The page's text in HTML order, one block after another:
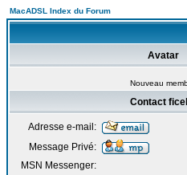
MacADSL Index du Forum
Avatar
Nouveau
Contact
Adresse e-mail:
Message Privé:
MSN Messenger: